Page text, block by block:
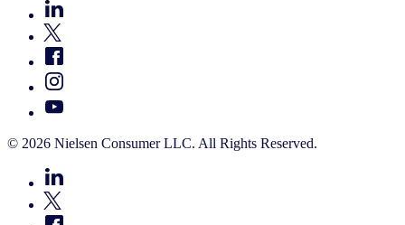
© 2026 Nielsen Consumer LLC. All Rights Reserved.